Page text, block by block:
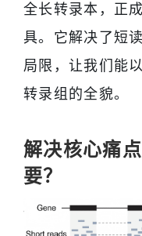
全长转录本，正
具。它解决了短
局限，让我们能
转录组的全貌。
解决核心痛
要？